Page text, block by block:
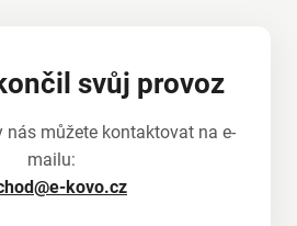
svůj provoz
nás můžete kontaktovat na e-
mailu:
kovo.cz